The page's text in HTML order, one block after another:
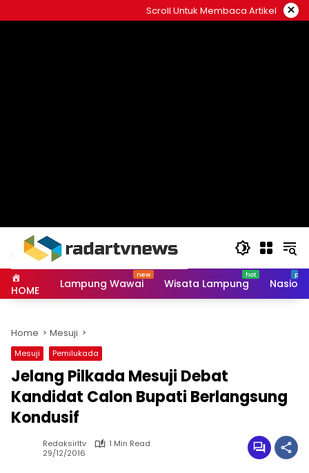
to
Scroll Untuk Membaca Artikel ×
HOME Lampung Wawai Wisata Lampung
Home Mesuji
Mesuji Pemilukada
Jelang Pilkada Mesuji Debat
Kandidat Calon Bupati Berlangsung
Kondusif
Redaksirltv
1 Min Read
29/12/2016